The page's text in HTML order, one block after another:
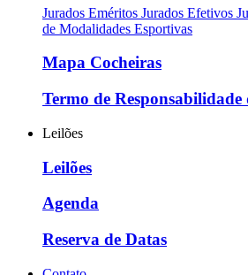
Jurados Eméritos Jurados Efetivos
de Modalidades Esportivas
Mapa Cocheiras
Termo de
Leilões
Leilões
Agenda
Reserva de Datas